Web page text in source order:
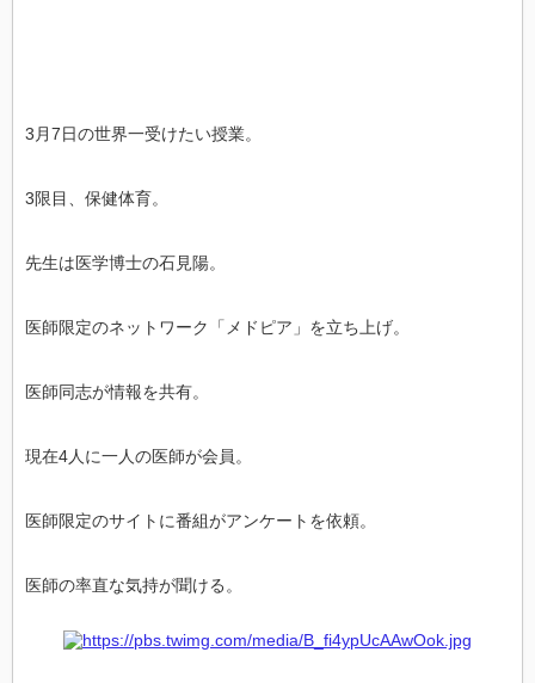
3月7日の世界一受けたい授業。
3限目、保健体育。
先生は医学博士の石見陽。
医師限定のネットワーク「メドピア」を立ち上げ。
医師同志が情報を共有。
現在4人に一人の医師が会員。
医師限定のサイトに番組がアンケートを依頼。
医師の率直な気持が聞ける。